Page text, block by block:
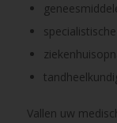
Vallen uw